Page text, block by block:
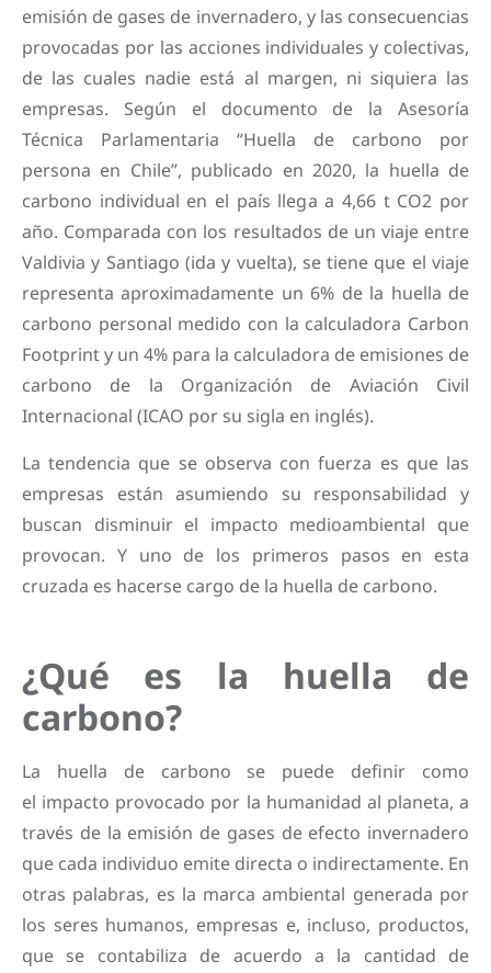
emisión de gases de invernadero, y las consecuencias
provocadas por las acciones individuales y colectivas,
de las cuales nadie está al margen, ni siquiera las
empresas. Según el documento de la Asesoría
Técnica Parlamentaria “Huella de carbono por
persona en Chile”, publicado en 2020, la huella de
carbono individual en el país llega a 4,66 t CO2 por
año. Comparada con los resultados de un viaje entre
Valdivia y Santiago (ida y vuelta), se tiene que el viaje
representa aproximadamente un 6% de la huella de
carbono personal medido con la calculadora Carbon
Footprint y un 4% para la calculadora de emisiones de
carbono de la Organización de Aviación Civil
Internacional (ICAO por su sigla en inglés).
La tendencia que se observa con fuerza es que las
empresas están asumiendo su responsabilidad y
buscan disminuir el impacto medioambiental que
provocan. Y uno de los primeros pasos en esta
cruzada es hacerse cargo de la huella de carbono.
¿Qué es la huella de
carbono?
La huella de carbono se puede definir como
el impacto provocado por la humanidad al planeta, a
través de la emisión de gases de efecto invernadero
que cada individuo emite directa o indirectamente. En
otras palabras, es la marca ambiental generada por
los seres humanos, empresas e, incluso, productos,
que se contabiliza de acuerdo a la cantidad de